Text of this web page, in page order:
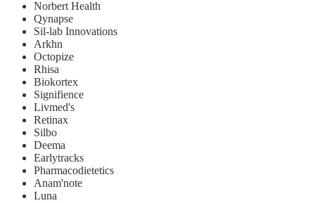
Norbert Health
Qynapse
Sil-lab Innovations
Arkhn
Octopize
Rhisa
Biokortex
Signifience
Livmed's
Retinax
Silbo
Deema
Earlytracks
Pharmacodietetics
Anam'note
Luna